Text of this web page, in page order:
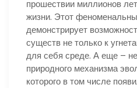
прошествии миллионов
жизни. Этот
демонстрирует
существ не только к
для себя среде. А еще –
природного механизма
которого в том числе